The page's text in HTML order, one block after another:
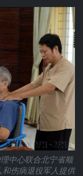
中心联合北宁省顺
伤病退役军人提供